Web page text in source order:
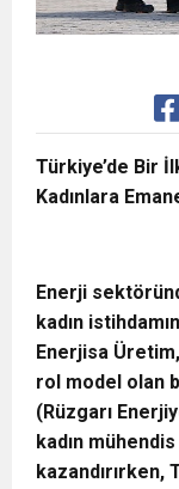
Türkiye’de Bir
Kadınlara
Enerji
kadın
Enerjisa
rol model olan
(Rüzgarı
kadın
kazandırırken,